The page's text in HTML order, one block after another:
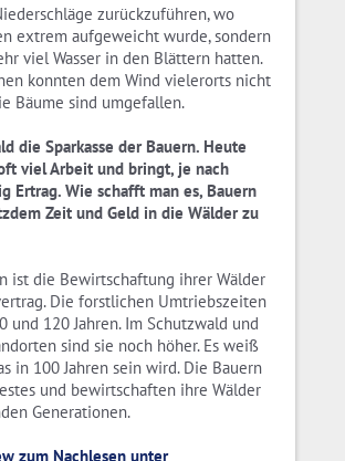
zurückzuführen, wo
extrem aufgeweicht wurde, sondern
viel Wasser in den Blättern hatten.
konnten dem Wind vielerorts nicht
Bäume sind umgefallen.
die Sparkasse der Bauern. Heute
viel Arbeit und bringt, je nach
Ertrag. Wie schafft man es, Bauern
Zeit und Geld in die Wälder zu
ist die Bewirtschaftung ihrer Wälder
Die forstlichen Umtriebszeiten
und 120 Jahren. Im Schutzwald und
sind sie noch höher. Es weiß
in 100 Jahren sein wird. Die Bauern
und bewirtschaften ihre Wälder
Generationen.
zum Nachlesen unter